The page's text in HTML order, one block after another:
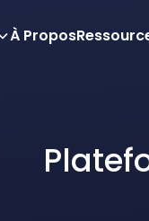
À Propos